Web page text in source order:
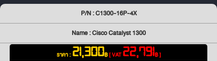
P/N : C1300-16P-4X
Name : Cisco Catalyst 1300
ราคา : 21,300฿[ VAT22,791฿ ]